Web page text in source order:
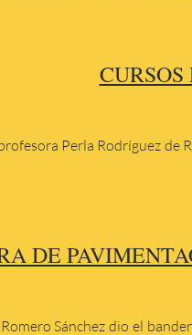
Perla Rodríguez de
DE
Sánchez dio el